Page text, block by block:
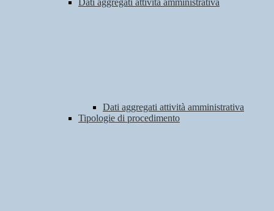
Dati aggregati attività amministrativa
Dati aggregati attività amministrativa
Tipologie di procedimento